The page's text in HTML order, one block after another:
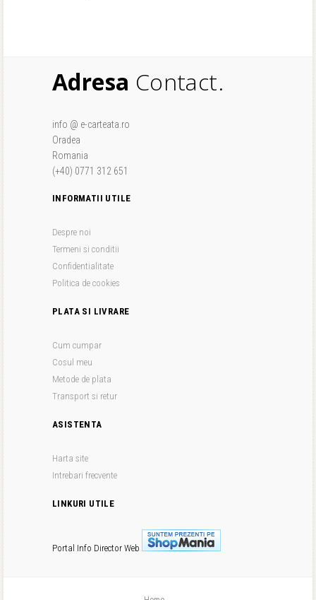
Adresa Contact.
info @ e-carteata.ro
Oradea
Romania
(+40) 0771 312 651
INFORMATII UTILE
Despre noi
Termeni si conditii
Confidentialitate
Politica de cookies
PLATA SI LIVRARE
Cum cumpar
Cosul meu
Metode de plata
Transport si retur
ASISTENTA
Harta site
Intrebari frecvente
LINKURI UTILE
Portal Info Director Web